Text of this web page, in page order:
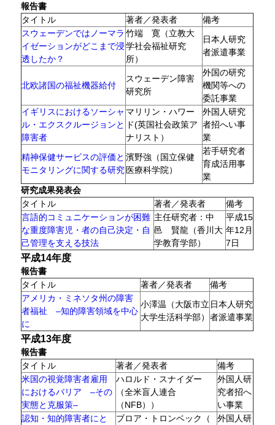
報告書
タイトル
著者／発表者
備考
スウェーデンではノーマラ
イゼーションがどこまで浸
透したか？
竹端 寛（立教大
学社会福祉研究
所）
日本人研究
者派遣事業
北欧諸国の福祉機器給付
スウェーデン障害
研究所
外国の研究
機関等への
委託事業
イギリスにおけるソーシャ
ル・エクスクルージョンと
障害者
マリリン・ハワー
ド(英国社会政策ア
ナリスト）
外国人研究
者招へい事
業
精神保健サービスの評価と
モニタリングに関する研究
濱野強（国立保健
医療科学院）
若手研究者
育成活用事
業
研究成果発表会
タイトル
著者／発表者
備考
言語的コミュニケーションが困難
な重度障害児・者の自己決定・自
己管理を支える技法
主任研究者：中
邑 賢龍（香川大
学教育学部）
平成15
年12月
7日
平成14年度
報告書
タイトル
著者／発表者
備考
アメリカ・ミネソタ州の障害
者福祉 –知的障害領域を中心
に
小澤温（大阪市立
大学生活科学部）
日本人研究
者派遣事業
平成13年度
報告書
タイトル
著者／発表者
備考
米国の視覚障害者雇用
におけるバリア –その
実態と克服策–
ハロルド・スナイダー
（全米盲人連合
（NFB））
外国人研
究者招へ
い事業
認知・知的障害者にと
ブロア・トロンベック（
外国人研